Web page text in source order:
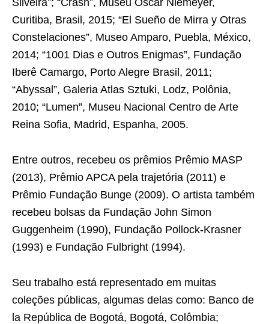
Curitiba, Brasil, 2015; “El Sueño de Mirra y Otras
Constelaciones”, Museo Amparo, Puebla, México,
2014; “1001 Dias e Outros Enigmas”, Fundação
Iberê Camargo, Porto Alegre Brasil, 2011;
“Abyssal”, Galeria Atlas Sztuki, Lodz, Polônia,
2010; “Lumen”, Museu Nacional Centro de Arte
Reina Sofia, Madrid, Espanha, 2005.
Entre outros, recebeu os prêmios Prêmio MASP
(2013), Prêmio APCA pela trajetória (2011) e
Prêmio Fundação Bunge (2009). O artista também
recebeu bolsas da Fundação John Simon
Guggenheim (1990), Fundação Pollock-Krasner
(1993) e Fundação Fulbright (1994).
Seu trabalho está representado em muitas
coleções públicas, algumas delas como: Banco de
la República de Bogotá, Bogotá, Colômbia;